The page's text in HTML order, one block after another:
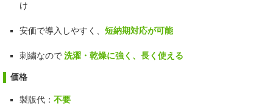
け
安価で導入しやすく、短納期対応が可能
刺繍なので洗濯・乾燥に強く、長く使える
価格
製版代：不要